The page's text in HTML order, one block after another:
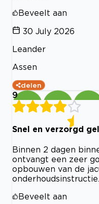
Beveelt aan
30 July 2026
Leander
Assen
delen
9
Snel en verzorgd
Binnen 2 dagen
ontvangt een zeer
opbouwen van de
Beveelt aan